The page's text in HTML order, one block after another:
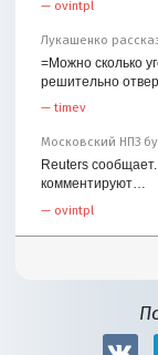
— ovintpl
Лукашенко
=Можно сколько
решительно
—timev
Московский НПЗ
Reuters
комментируют…
— ovintpl